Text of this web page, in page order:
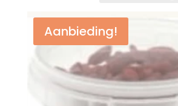
Aanbieding!